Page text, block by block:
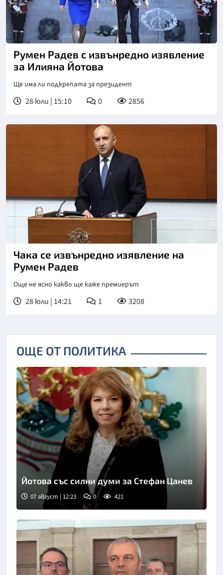
Румен Радев с извънредно изявление
за Илияна Йотова
Ще има ли подкрепата за президент
28 юли | 15:10 0 2856
Чака се извънредно изявление на
Румен Радев
Още не ясно какво ще каже премиерът
28 юли | 14:21 1 3208
ОЩЕ ОТ ПОЛИТИКА
Йотова със силни думи за Стефан Цанев
07 август | 12:23 0 421